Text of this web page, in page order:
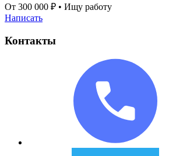
От 300 000 ₽ • Ищу работу
Написать
Контакты